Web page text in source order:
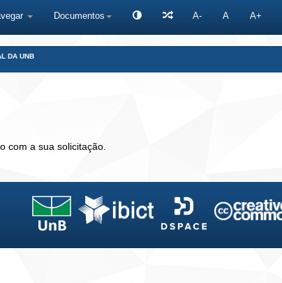
Documentos A- A A+
DA UNB
com a sua solicitação.